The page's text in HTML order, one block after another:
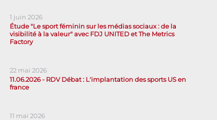
1 juin 2026
Étude "Le sport féminin sur les médias sociaux : de la
visibilité à la valeur" avec FDJ UNITED et The Metrics
Factory
22 mai 2026
11.06.2026 - RDV Débat : L'implantation des sports US en
france
11 mai 2026